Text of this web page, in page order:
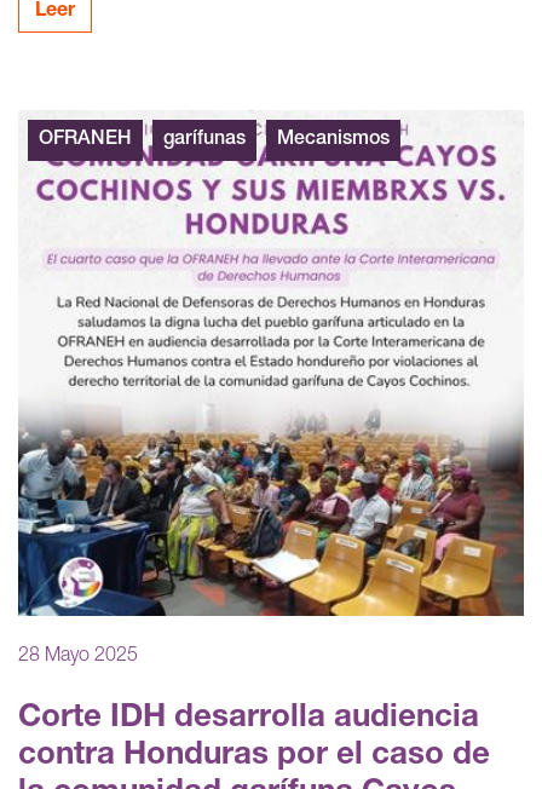
Leer
28 Mayo 2025
Corte IDH desarrolla audiencia
contra Honduras por el caso de
OFRANEH garífunas Mecanismos